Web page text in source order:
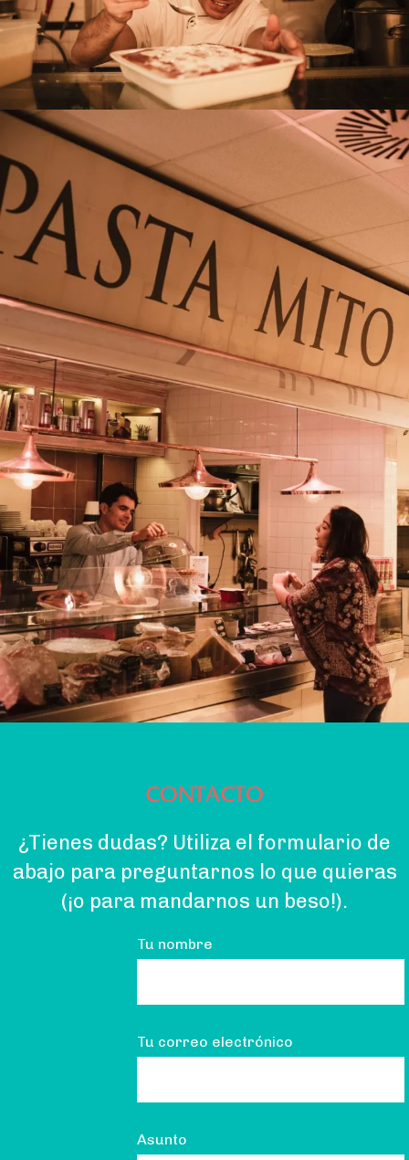
CONTACTO
¿Tienes dudas? Utiliza el formulario de
abajo para preguntarnos lo que quieras
(¡o para mandarnos un beso!).
Tu nombre
Tu correo electrónico
Asunto